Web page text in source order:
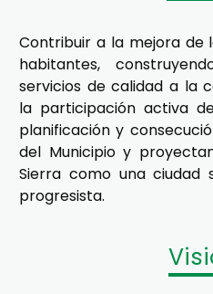
Contribuir a la mejora de
habitantes,
servicios de calidad a la
la participación activa
planificación y
del Municipio y
Sierra como una ciudad
progresista.